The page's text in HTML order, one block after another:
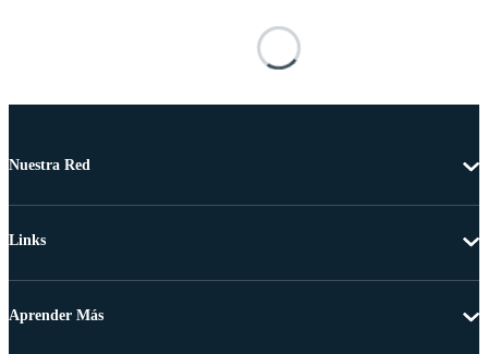
Nuestra Red
Links
Aprender Más